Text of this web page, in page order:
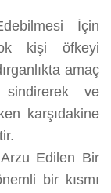
İçin
kişi öfkeyi
amaç
ve
karşıdakine
Edilen Bir
bir kısmı